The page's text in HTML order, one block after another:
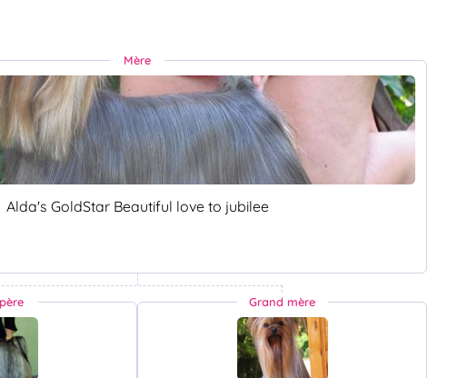
Mère
Alda's GoldStar Beautiful love to jubilee
Grand mère